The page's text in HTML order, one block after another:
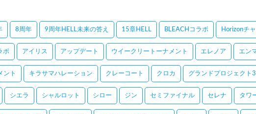
8周年 9周年HELL未来の答え 15章HELL BLEACHコラボ Horizonチ
ボ アイリス アップデート ウイークリートーナメント エレノア エン
ント キラサマハレーション クレーコート クロカ グランドプロジェクト3
シエラ シャルロット シロー ジン セミファイナル セレナ タワ